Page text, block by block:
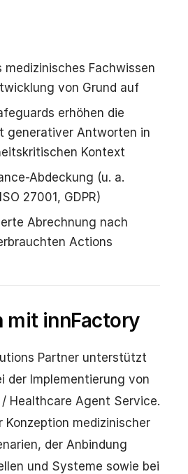
medizinisches Fachwissen
von Grund auf
erhöhen die
generativer Antworten in
Kontext
Abdeckung (u. a.
27001, GDPR)
Abrechnung nach
Actions
mit innFactory
Partner unterstützt
der Implementierung von
Healthcare Agent Service.
Konzeption medizinischer
der Anbindung
und Systeme sowie bei